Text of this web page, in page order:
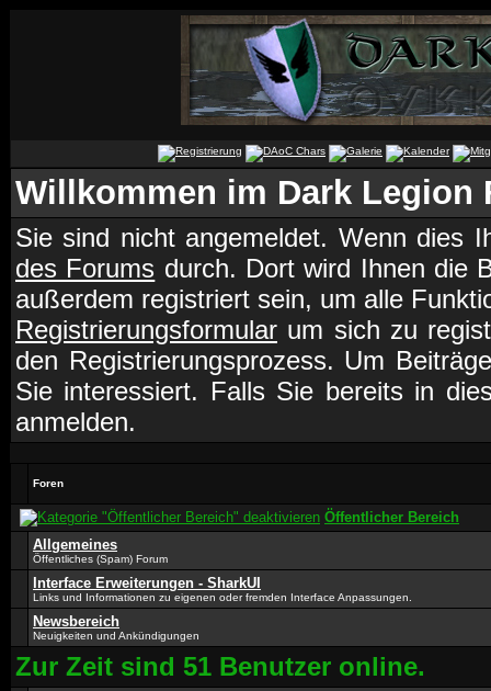
Willkommen im Dark Legion
Sie sind nicht angemeldet. Wenn dies
des Forums durch. Dort wird Ihnen die
außerdem registriert sein, um alle
Registrierungsformular um sich zu
den Registrierungsprozess. Um
Sie interessiert. Falls Sie bereits in
anmelden.
Foren
Öffentlicher Bereich
Allgemeines
Öffentliches (Spam) Forum
Interface Erweiterungen - SharkUI
Links und Informationen zu eigenen oder fremden Interface Anpassungen.
Newsbereich
Neuigkeiten und Ankündigungen
Zur Zeit sind 51 Benutzer online.